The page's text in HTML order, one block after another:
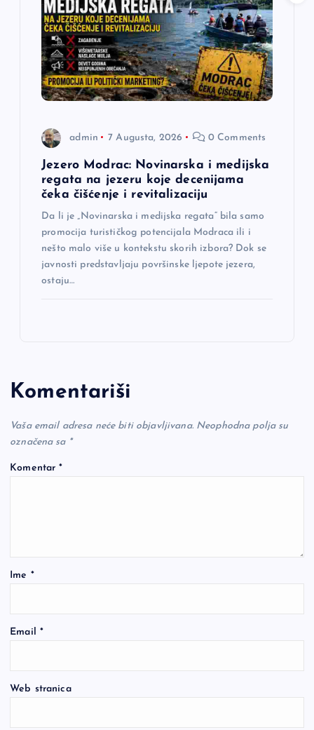
admin 7 Augusta, 2026 0 Comments
Jezero Modrac: Novinarska i medijska
regata na jezeru koje decenijama
čeka čišćenje i revitalizaciju
Da li je „Novinarska i medijska regata“ bila samo
promocija turističkog potencijala Modraca ili i
nešto malo više u kontekstu skorih izbora? Dok se
javnosti predstavljaju površinske ljepote jezera,
ostaju…
Komentariši
Vaša email adresa neće biti objavljivana. Neophodna polja su
označena sa *
Komentar*
Ime *
Email *
Web stranica